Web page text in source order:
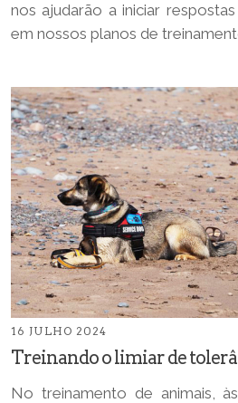
nos ajudarão a iniciar
em nossos planos de
16 JULHO 2024
Treinando o limiar de
No treinamento de animais,